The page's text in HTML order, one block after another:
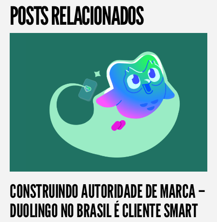
POSTS RELACIONADOS
CONSTRUINDO AUTORIDADE DE MARCA –
DUOLINGO NO BRASIL É CLIENTE SMART